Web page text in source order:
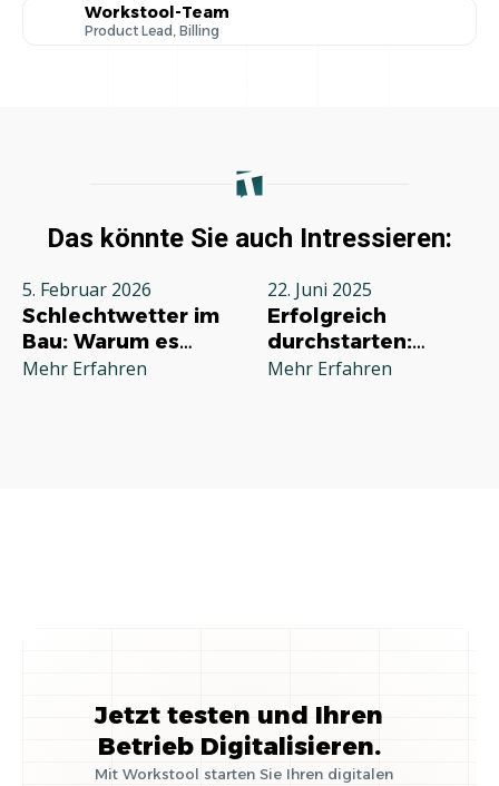
Workstool-Team
Product Lead, Billing
Das könnte Sie auch Intressieren:
5. Februar 2026
Schlechtwetter im
Bau: Warum es
jeden Betrieb
Mehr Erfahren
22. Juni 2025
Erfolgreich
durchstarten:
Deine
Mehr Erfahren
Jetzt testen und Ihren
Betrieb Digitalisieren.
Mit Workstool starten Sie Ihren digitalen